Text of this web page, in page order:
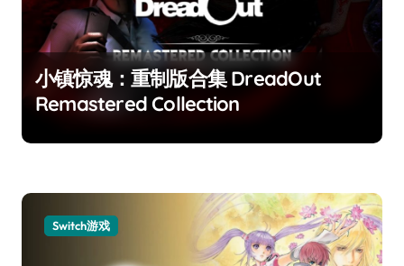
小镇惊魂：重制版合集 DreadOut
Remastered Collection
Switch游戏